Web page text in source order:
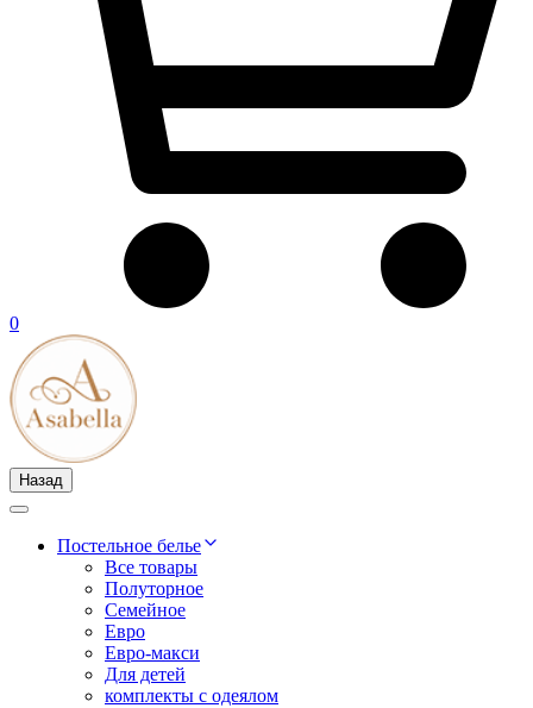
0
Назад
Постельное белье
Все товары
Полуторное
Семейное
Евро
Евро-макси
Для детей
комплекты с одеялом